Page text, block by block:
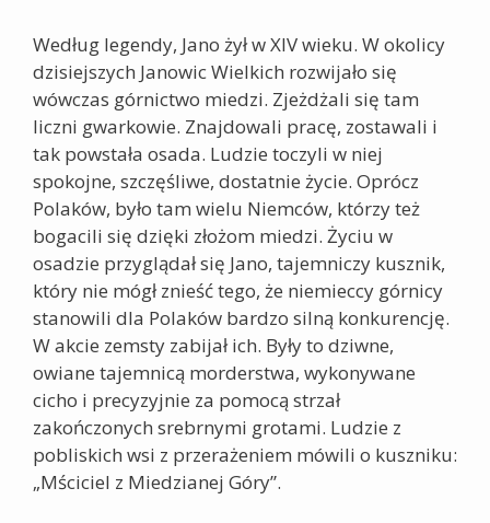
Według legendy, Jano żył w XIV wieku. W okolicy
dzisiejszych Janowic Wielkich rozwijało się
wówczas górnictwo miedzi. Zjeżdżali się tam
liczni gwarkowie. Znajdowali pracę, zostawali i
tak powstała osada. Ludzie toczyli w niej
spokojne, szczęśliwe, dostatnie życie. Oprócz
Polaków, było tam wielu Niemców, którzy też
bogacili się dzięki złożom miedzi. Życiu w
osadzie przyglądał się Jano, tajemniczy kusznik,
który nie mógł znieść tego, że niemieccy górnicy
stanowili dla Polaków bardzo silną konkurencję.
W akcie zemsty zabijał ich. Były to dziwne,
owiane tajemnicą morderstwa, wykonywane
cicho i precyzyjnie za pomocą strzał
zakończonych srebrnymi grotami. Ludzie z
pobliskich wsi z przerażeniem mówili o kuszniku:
„Mściciel z Miedzianej Góry”.